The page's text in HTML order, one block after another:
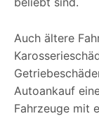
Auch ältere
Autoankauf
Fahrzeuge mit